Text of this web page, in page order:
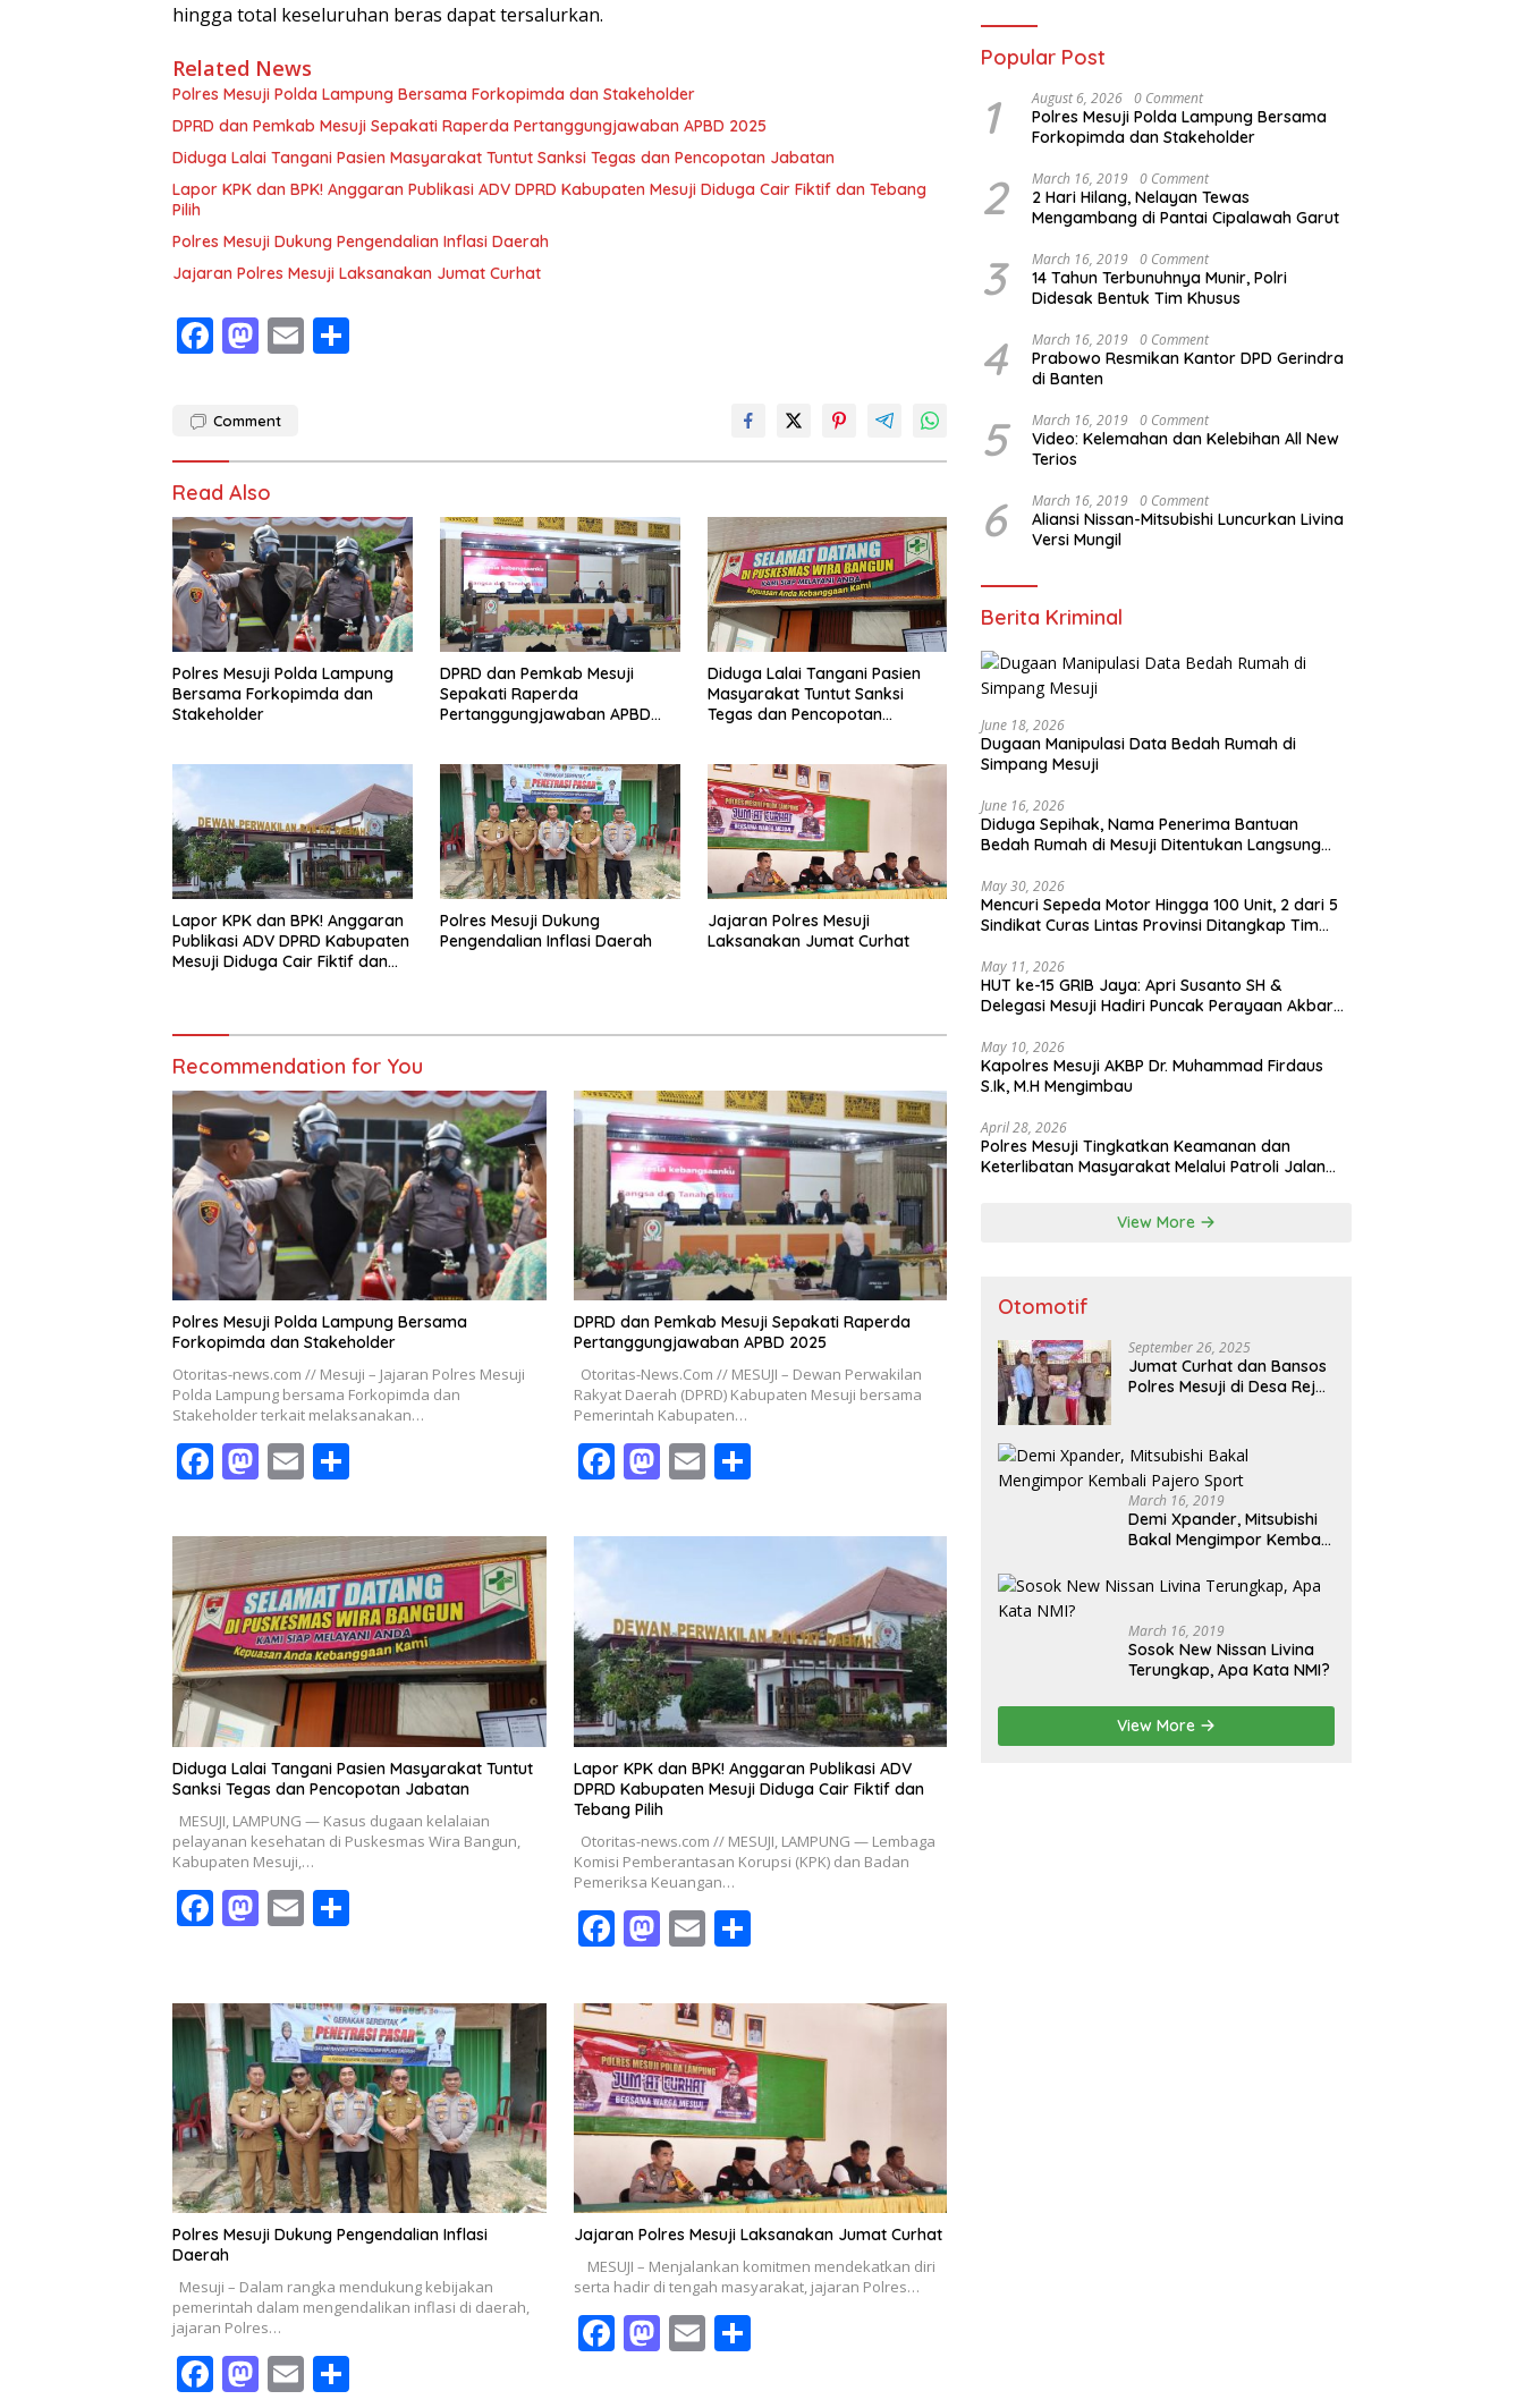
hingga total keseluruhan beras dapat tersalurkan.
Related News
Polres Mesuji Polda Lampung Bersama Forkopimda dan Stakeholder
DPRD dan Pemkab Mesuji Sepakati Raperda Pertanggungjawaban APBD 2025
Diduga Lalai Tangani Pasien Masyarakat Tuntut Sanksi Tegas dan Pencopotan Jabatan
Lapor KPK dan BPK! Anggaran Publikasi ADV DPRD Kabupaten Mesuji Diduga Cair Fiktif dan Tebang
Pilih
Polres Mesuji Dukung Pengendalian Inflasi Daerah
Jajaran Polres Mesuji Laksanakan Jumat Curhat
F
e
o
o
k
M
to
o
n
E
Comment
Read Also
Polres Mesuji Polda Lampung
Bersama Forkopimda dan
Stakeholder
DPRD dan Pemkab Mesuji
Sepakati Raperda
Pertanggungjawaban APBD
Diduga Lalai Tangani Pasien
Masyarakat Tuntut Sanksi
Tegas dan Pencopotan
Lapor KPK dan BPK! Anggaran
Publikasi ADV DPRD Kabupaten
Mesuji Diduga Cair Fiktif dan
Polres Mesuji Dukung
Pengendalian Inflasi Daerah
Jajaran Polres Mesuji
Laksanakan Jumat Curhat
Recommendation for You
Polres Mesuji Polda Lampung Bersama
Forkopimda dan Stakeholder
Otoritas-news.com // Mesuji – Jajaran Polres Mesuji
Polda Lampung bersama Forkopimda dan
Stakeholder terkait melaksanakan…
F
e
b
o
o
k
M
to
d
o
n
E
ai
l
ar
e
DPRD dan Pemkab Mesuji Sepakati Raperda
Pertanggungjawaban APBD 2025
Otoritas-News.Com // MESUJI – Dewan Perwakilan
Rakyat Daerah (DPRD) Kabupaten Mesuji bersama
Pemerintah Kabupaten…
F
e
o
o
k
M
to
n
E
ai
S
ar
Diduga Lalai Tangani Pasien Masyarakat Tuntut
Sanksi Tegas dan Pencopotan Jabatan
MESUJI, LAMPUNG — Kasus dugaan kelalaian
pelayanan kesehatan di Puskesmas Wira Bangun,
Kabupaten Mesuji,…
F
b
o
o
k
M
d
o
n
E
l e
Lapor KPK dan BPK! Anggaran Publikasi ADV
DPRD Kabupaten Mesuji Diduga Cair Fiktif dan
Tebang Pilih
Otoritas-news.com // MESUJI, LAMPUNG — Lembaga
Komisi Pemberantasan Korupsi (KPK) dan Badan
Pemeriksa Keuangan…
F
e
b
o
o
k
M
to
d
o
n
E
ai
l
S
ar
e
Polres Mesuji Dukung Pengendalian Inflasi
Daerah
Mesuji – Dalam rangka mendukung kebijakan
pemerintah dalam mengendalikan inflasi di daerah,
jajaran Polres…
F M E
Jajaran Polres Mesuji Laksanakan Jumat Curhat
MESUJI – Menjalankan komitmen mendekatkan diri
serta hadir di tengah masyarakat, jajaran Polres…
F M E S
Popular Post
1 August 6, 2026 0 Comment
Polres Mesuji Polda Lampung Bersama
Forkopimda dan Stakeholder
2 March 16, 2019 0 Comment
2 Hari Hilang, Nelayan Tewas
Mengambang di Pantai Cipalawah Garut
3 March 16, 2019 0 Comment
14 Tahun Terbunuhnya Munir, Polri
Didesak Bentuk Tim Khusus
4 March 16, 2019 0 Comment
Prabowo Resmikan Kantor DPD Gerindra
di Banten
5 March 16, 2019 0 Comment
Video: Kelemahan dan Kelebihan All New
Terios
6 March 16, 2019 0 Comment
Aliansi Nissan-Mitsubishi Luncurkan Livina
Versi Mungil
Berita Kriminal
June 18, 2026
Dugaan Manipulasi Data Bedah Rumah di
Simpang Mesuji
June 16, 2026
Diduga Sepihak, Nama Penerima Bantuan
Bedah Rumah di Mesuji Ditentukan Langsung
May 30, 2026
Mencuri Sepeda Motor Hingga 100 Unit, 2 dari 5
Sindikat Curas Lintas Provinsi Ditangkap Tim
May 11, 2026
HUT ke-15 GRIB Jaya: Apri Susanto SH &
Delegasi Mesuji Hadiri Puncak Perayaan Akbar
May 10, 2026
Kapolres Mesuji AKBP Dr. Muhammad Firdaus
S.Ik, M.H Mengimbau
April 28, 2026
Polres Mesuji Tingkatkan Keamanan dan
Keterlibatan Masyarakat Melalui Patroli Jalan
View More
Otomotif
September 26, 2025
Jumat Curhat dan Bansos
Polres Mesuji di Desa Rejo
March 16, 2019
Demi Xpander, Mitsubishi
Bakal Mengimpor Kembali
March 16, 2019
Sosok New Nissan Livina
Terungkap, Apa Kata NMI?
View More